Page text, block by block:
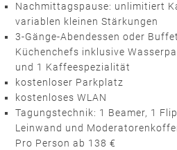
Nachmittagspause: unlimitiert
variablen kleinen Stärkungen
3-Gänge-Abendessen oder
Küchenchefs inklusive
und 1 Kaffeespezialität
kostenloser Parkplatz
kostenloses WLAN
Tagungstechnik: 1 Beamer, 1
Leinwand und
Pro Person ab 138 €